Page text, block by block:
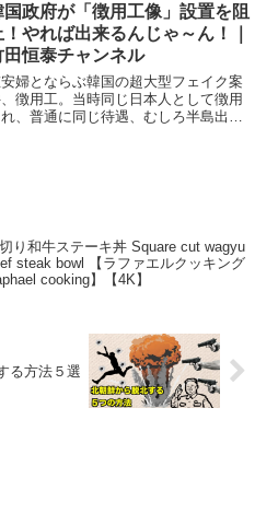
国政府が「徴用工像」設置を阻
！やれば出来るんじゃ～ん！｜
田恒泰チャンネル
婦とならぶ韓国の超大型フェイク案
徴用工。当時同じ日本人として徴用
、普通に同じ待遇、むしろ半島出身
り和牛ステーキ丼 Square cut wagyu
steak bowl 【ラファエルクッキング
cooking】【4K】
る方法５選